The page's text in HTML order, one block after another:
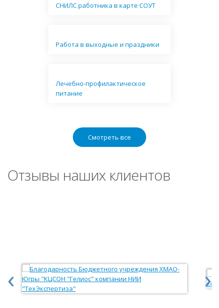
СНИЛС работника в карте СОУТ
Работа в выходные и праздники
Лечебно-профилактическое
питание
Смотреть все
Отзывы наших клиентов
‹ ›